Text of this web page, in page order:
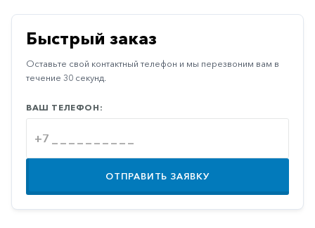
Паркинсон
Противоаллергические
Противовирусные
Противогрибковые
Противоопухолевые
Противоподагрические
Противорвотные
Быстрый заказ
Оставьте свой контактный телефон и мы перезвоним вам в
течение 30 секунд.
ВАШ ТЕЛЕФОН:
ОТПРАВИТЬ ЗАЯВКУ